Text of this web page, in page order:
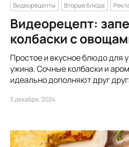
Видеорецепты
Вторые блюда
Видеорецепт:
колбаски с
Простое и вкусное блюдо для
ужина. Сочные колбаски и
идеально дополняют друг
3 декабря, 2024